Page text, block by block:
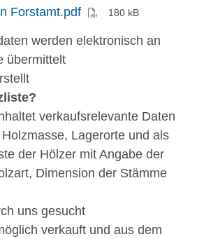
Forstamt.pdf(PDF)180 kB
werden elektronisch an
übermittelt
verkaufsrelevante Daten
Lagerorte und als
der Hölzer mit Angabe der
Dimension der Stämme
uns gesucht
verkauft und aus dem